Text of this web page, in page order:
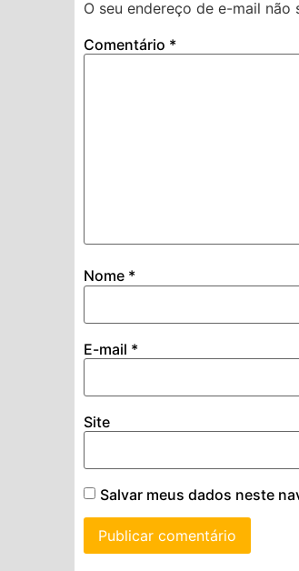
O seu endereço de e-mail não
Comentário *
Nome *
E-mail *
Site
Salvar meus dados neste